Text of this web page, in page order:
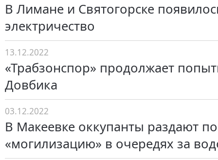
В Лимане и Святогорске
электричество
13.12.2022
«Трабзонспор» продолжает
Довбика
03.12.2022
В Макеевке оккупанты раздают
«могилизацию» в очередях за